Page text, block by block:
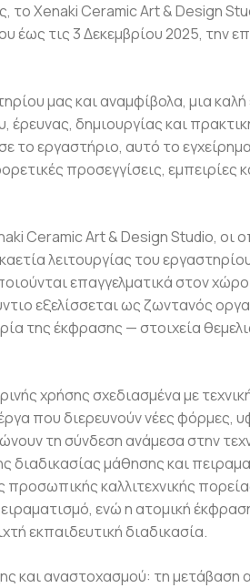
Xenaki Ceramic Art & Design
έως τις 3 Δεκεμβρίου 2025, την
μας και αναμφίβολα, μια καλή
έρευνας, δημιουργίας και
εργαστήριο, αυτό το εγχείρημα
προσεγγίσεις, εμπειρίες
Ceramic Art & Design Studio, οι
λειτουργίας του
επαγγελματικά στον
εξελίσσεται ως ζωντανός
της έκφρασης — στοιχεία
χρήσης σχεδιασμένα με
που διερευνούν νέες φόρμες,
τη σύνδεση ανάμεσα στην
μάθησης και
καλλιτεχνικής
ενώ η ατομική
εκπαιδευτική διαδικασία.
και αναστοχασμού: τη μετάβαση